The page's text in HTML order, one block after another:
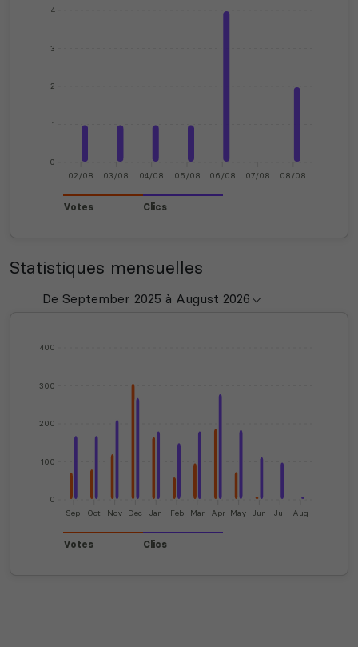
0
1
2
3
4
02/08 03/08 04/08 05/08 06/08 07/08 08/08
Votes Clics
Statistiques mensuelles
0
100
200
300
400
Sep Oct Nov Dec Jan Feb Mar Apr May Jun Jul Aug
Votes Clics